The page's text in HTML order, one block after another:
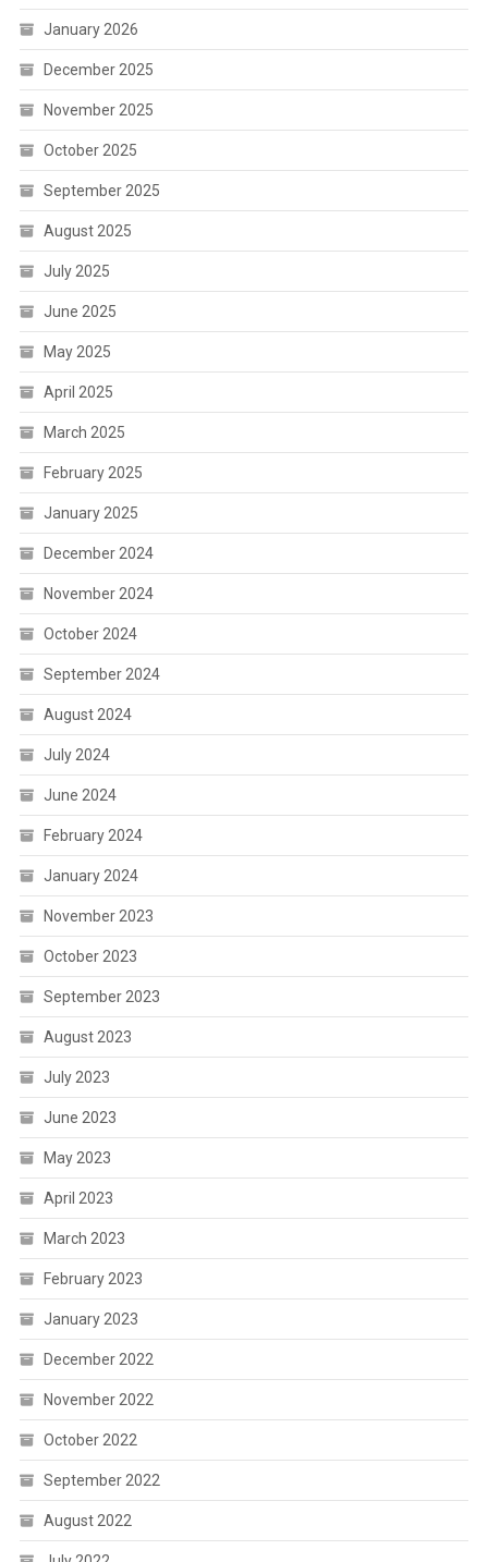
January 2026
December 2025
November 2025
October 2025
September 2025
August 2025
July 2025
June 2025
May 2025
April 2025
March 2025
February 2025
January 2025
December 2024
November 2024
October 2024
September 2024
August 2024
July 2024
June 2024
February 2024
January 2024
November 2023
October 2023
September 2023
August 2023
July 2023
June 2023
May 2023
April 2023
March 2023
February 2023
January 2023
December 2022
November 2022
October 2022
September 2022
August 2022